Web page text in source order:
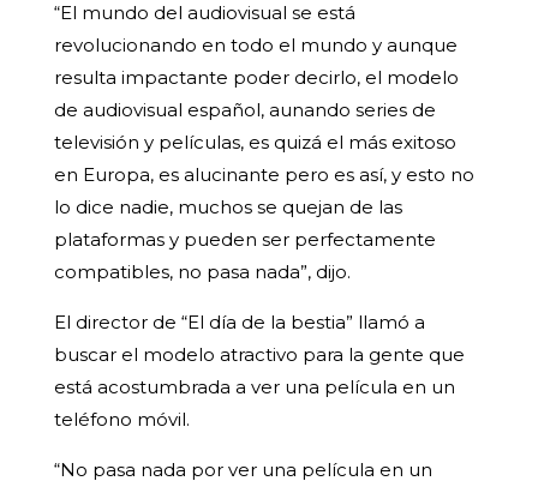
“El mundo del audiovisual se está
revolucionando en todo el mundo y aunque
resulta impactante poder decirlo, el modelo
de audiovisual español, aunando series de
televisión y películas, es quizá el más exitoso
en Europa, es alucinante pero es así, y esto no
lo dice nadie, muchos se quejan de las
plataformas y pueden ser perfectamente
compatibles, no pasa nada”, dijo.
El director de “El día de la bestia” llamó a
buscar el modelo atractivo para la gente que
está acostumbrada a ver una película en un
teléfono móvil.
“No pasa nada por ver una película en un